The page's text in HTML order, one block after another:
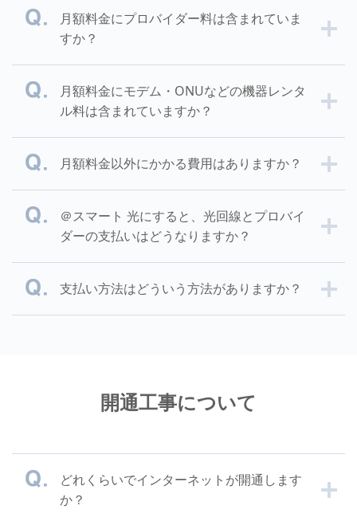
月額料金にプロバイダー料は含まれていま
すか？
月額料金にモデム・ONUなどの機器レンタ
ル料は含まれていますか？
月額料金以外にかかる費用はありますか？
＠スマート 光にすると、光回線とプロバイ
ダーの支払いはどうなりますか？
支払い方法はどういう方法がありますか？
開通工事について
どれくらいでインターネットが開通します
か？